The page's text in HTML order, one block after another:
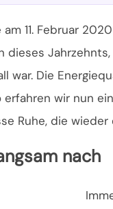
11. Februar
dieses
war. Die
wir nun
Ruhe, die
nach